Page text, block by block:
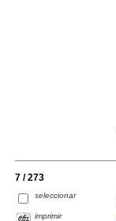
7 / 273
seleccionar
imprimir